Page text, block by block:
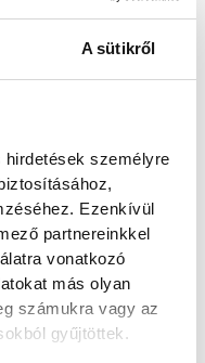
A sütikről
hirdetések személyre
Ezenkívül
partnereinkkel
vonatkozó
más olyan
számukra vagy az
gyűjtöttek.
"alkalmi vagy
koalíciókkal,
a másik
tudjuk
pozícióinkat.
később
a kelet-
a
jogok